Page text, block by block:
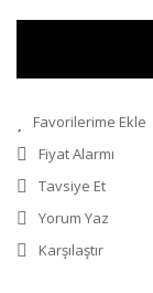
Fiyat Alarmı
Tavsiye Et
Yorum Yaz
Karşılaştır